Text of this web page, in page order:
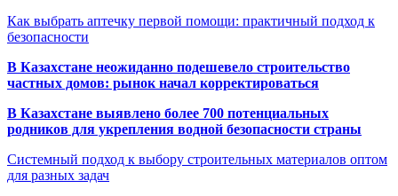
Как выбрать аптечку первой помощи: практичный подход к
безопасности
В Казахстане неожиданно подешевело строительство
частных домов: рынок начал корректироваться
В Казахстане выявлено более 700 потенциальных
родников для укрепления водной безопасности страны
Системный подход к выбору строительных материалов оптом
для разных задач